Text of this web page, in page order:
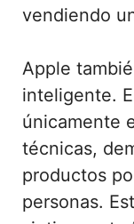
vendiendo
Apple
inteligente.
únicamente
técnicas,
productos
personas.